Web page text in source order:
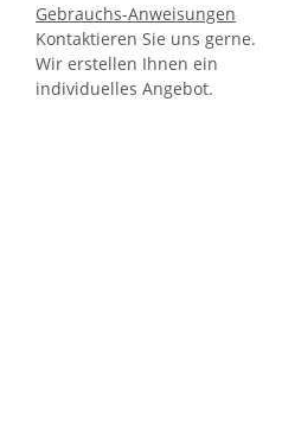
Gebrauchs-Anweisungen
Kontaktieren Sie uns gerne.
Wir erstellen Ihnen ein
individuelles Angebot.